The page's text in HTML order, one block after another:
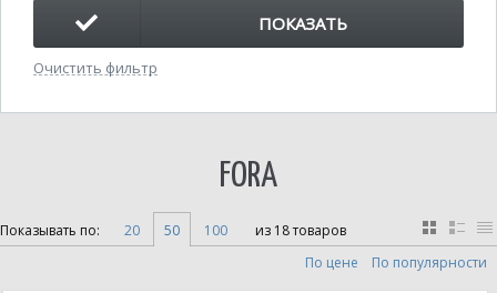
ПОКАЗАТЬ
Очистить фильтр
FORA
Показывать по: 20 50 100
из 18 товаров
По цене
По популярности